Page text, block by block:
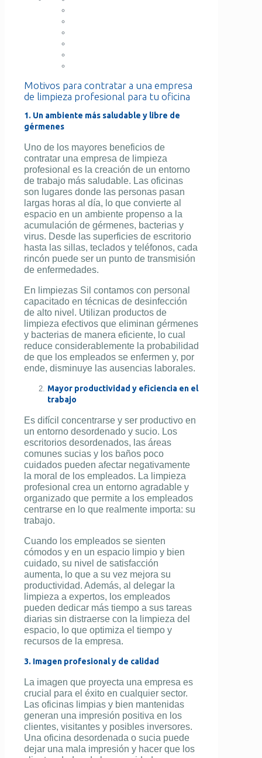
Motivos para contratar a una empresa
de limpieza profesional para tu oficina
1. Un ambiente más saludable y libre de
gérmenes
Uno de los mayores beneficios de
contratar una empresa de limpieza
profesional es la creación de un entorno
de trabajo más saludable. Las oficinas
son lugares donde las personas pasan
largas horas al día, lo que convierte al
espacio en un ambiente propenso a la
acumulación de gérmenes, bacterias y
virus. Desde las superficies de escritorio
hasta las sillas, teclados y teléfonos, cada
rincón puede ser un punto de transmisión
de enfermedades.
En limpiezas Sil contamos con personal
capacitado en técnicas de desinfección
de alto nivel. Utilizan productos de
limpieza efectivos que eliminan gérmenes
y bacterias de manera eficiente, lo cual
reduce considerablemente la probabilidad
de que los empleados se enfermen y, por
ende, disminuye las ausencias laborales.
Mayor productividad y eficiencia en el
trabajo
Es difícil concentrarse y ser productivo en
un entorno desordenado y sucio. Los
escritorios desordenados, las áreas
comunes sucias y los baños poco
cuidados pueden afectar negativamente
la moral de los empleados. La limpieza
profesional crea un entorno agradable y
organizado que permite a los empleados
centrarse en lo que realmente importa: su
trabajo.
Cuando los empleados se sienten
cómodos y en un espacio limpio y bien
cuidado, su nivel de satisfacción
aumenta, lo que a su vez mejora su
productividad. Además, al delegar la
limpieza a expertos, los empleados
pueden dedicar más tiempo a sus tareas
diarias sin distraerse con la limpieza del
espacio, lo que optimiza el tiempo y
recursos de la empresa.
3. Imagen profesional y de calidad
La imagen que proyecta una empresa es
crucial para el éxito en cualquier sector.
Las oficinas limpias y bien mantenidas
generan una impresión positiva en los
clientes, visitantes y posibles inversores.
Una oficina desordenada o sucia puede
dejar una mala impresión y hacer que los